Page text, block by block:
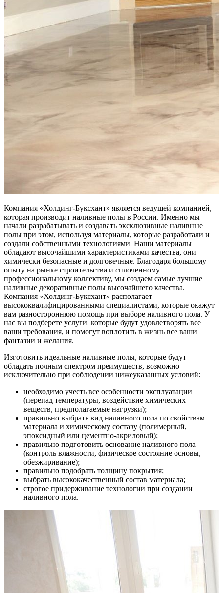
Компания «Холдинг-Буксхант» является ведущей компанией,
которая производит наливные полы в России. Именно мы
начали разрабатывать и создавать эксклюзивные наливные
полы при этом, используя материалы, которые разработали и
создали собственными технологиями. Наши материалы
обладают высочайшими характеристиками качества, они
химически безопасные и долговечные. Благодаря большому
опыту на рынке строительства и сплоченному
профессиональному коллективу, мы создаем самые лучшие
наливные декоративные полы высочайшего качества.
Компания «Холдинг-Буксхант» располагает
высококвалифицированными специалистами, которые окажут
вам разностороннюю помощь при выборе наливного пола. У
нас вы подберете услуги, которые будут удовлетворять все
ваши требования, и помогут воплотить в жизнь все ваши
фантазии и желания.
Изготовить идеальные наливные полы, которые будут
обладать полным спектром преимуществ, возможно
исключительно при соблюдении нижеуказанных условий:
необходимо учесть все особенности эксплуатации
(перепад температуры, воздействие химических
веществ, предполагаемые нагрузки);
правильно выбрать вид наливного пола по свойствам
материала и химическому составу (полимерный,
эпоксидный или цементно-акриловый);
правильно подготовить основание наливного пола
(контроль влажности, физическое состояние основы,
обезжиривание);
правильно подобрать толщину покрытия;
выбрать высококачественный состав материала;
строгое придерживание технологии при создании
наливного пола.